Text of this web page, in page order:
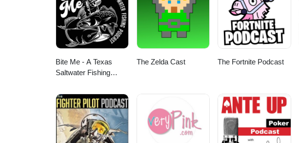
Bite Me - A Texas
Saltwater Fishing
The Zelda Cast The Fortnite Podcast